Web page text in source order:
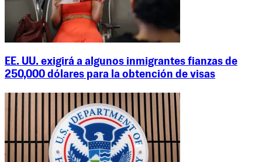
EE. UU. exigirá a algunos inmigrantes fianzas de
250,000 dólares para la obtención de visas